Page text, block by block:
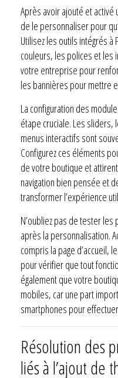
Après avoir ajouté et activé
de le personnaliser pour
Utilisez les outils intégrés
couleurs, les polices et les
votre entreprise pour
les bannières pour mettre
La configuration des
étape cruciale. Les
menus interactifs sont
Configurez ces éléments
de votre boutique et
navigation bien pensée et
transformer l’expérience
N’oubliez pas de tester
après la personnalisation.
compris la page d’accueil,
pour vérifier que tout
également que votre
mobiles, car une part
smartphones pour
Résolution des
liés à l’ajout de